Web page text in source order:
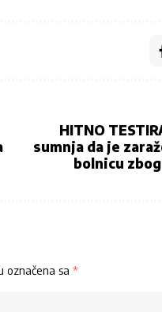
HITNO
sumnja da je
bolnicu zbog
označena sa *